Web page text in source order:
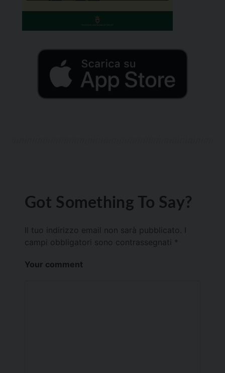
Got Something To Say?
Il tuo indirizzo email non sarà pubblicato.
campi obbligatori sono contrassegnati *
Your comment